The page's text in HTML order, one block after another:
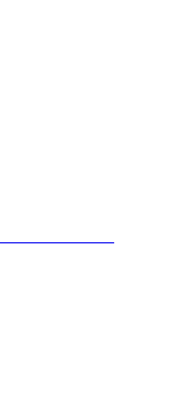
600 544 445